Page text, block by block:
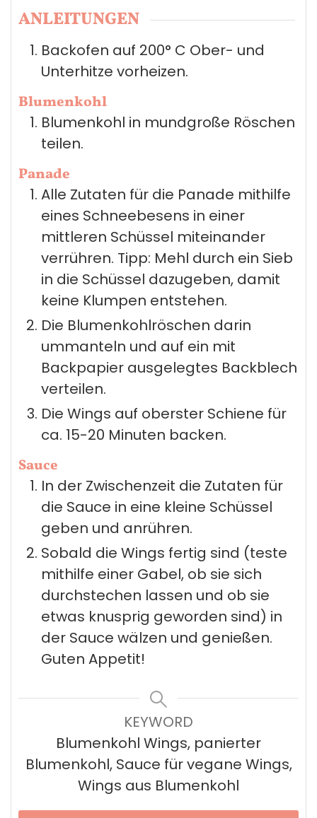
ANLEITUNGEN
Backofen auf 200° C Ober- und
Unterhitze vorheizen.
Blumenkohl
Blumenkohl in mundgroße Röschen
teilen.
Panade
Alle Zutaten für die Panade mithilfe
eines Schneebesens in einer
mittleren Schüssel miteinander
verrühren. Tipp: Mehl durch ein Sieb
in die Schüssel dazugeben, damit
keine Klumpen entstehen.
Die Blumenkohlröschen darin
ummanteln und auf ein mit
Backpapier ausgelegtes Backblech
verteilen.
Die Wings auf oberster Schiene für
ca. 15-20 Minuten backen.
Sauce
In der Zwischenzeit die Zutaten für
die Sauce in eine kleine Schüssel
geben und anrühren.
Sobald die Wings fertig sind (teste
mithilfe einer Gabel, ob sie sich
durchstechen lassen und ob sie
etwas knusprig geworden sind) in
der Sauce wälzen und genießen.
Guten Appetit!
KEYWORD
Blumenkohl Wings, panierter
Blumenkohl, Sauce für vegane Wings,
Wings aus Blumenkohl